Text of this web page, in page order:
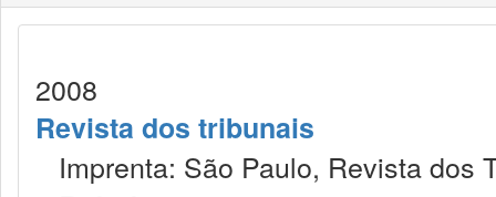
2008
Revista dos tribunais
Imprenta: São Paulo, Revista dos